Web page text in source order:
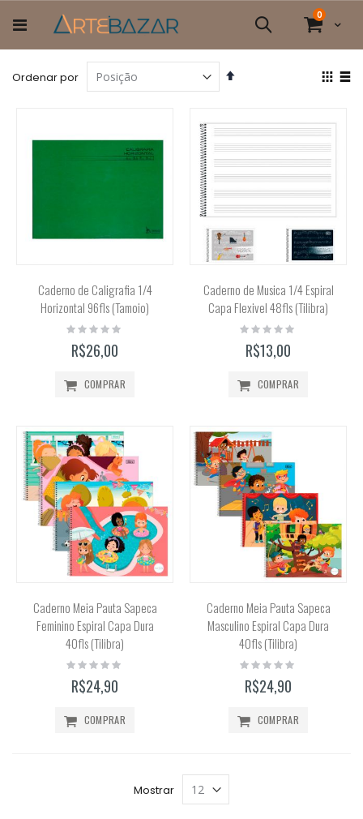
para
o
conteúdo
Cart
0itens
Pesquisa
Ordenar por
Definir
Ver
Caderno de Caligrafia 1/4
Horizontal 96fls (Tamoio)
Rating:
R$26,00
COMPRAR
Caderno de Musica 1/4 Espiral
Capa Flexivel 48fls (Tilibra)
Rating:
R$13,00
COMPRAR
Caderno Meia Pauta Sapeca
Feminino Espiral Capa Dura
40fls (Tilibra)
Rating:
R$24,90
COMPRAR
Caderno Meia Pauta Sapeca
Masculino Espiral Capa Dura
40fls (Tilibra)
Rating:
R$24,90
COMPRAR
Mostrar